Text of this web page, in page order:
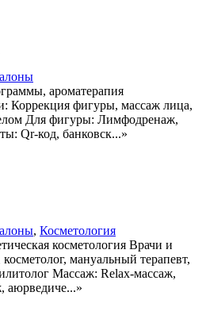
ароматерапия
Коррекция фигуры, массаж лица,
Для фигуры: Лимфодренаж,
Qr-код, банковск...»
, Косметология
косметология Врачи и
мануальный терапевт,
Массаж: Relax-массаж,
аюрведиче...»